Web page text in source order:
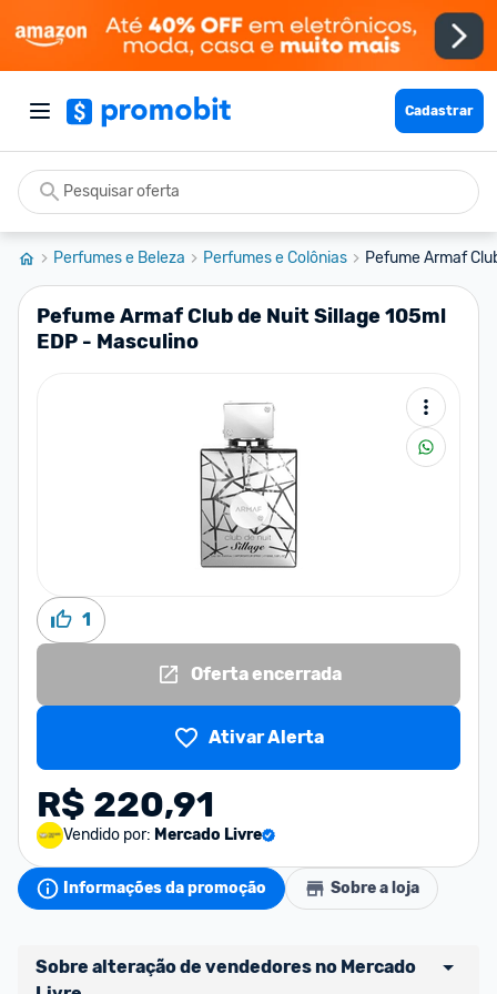
Cadastrar
Perfumes e Beleza Perfumes e Colônias Pefume Armaf
Pefume Armaf Club de Nuit Sillage 105ml
EDP - Masculino
1
Oferta encerrada
Ativar Alerta
R$ 220,91
Vendido por: Mercado Livre
Informações da promoção Sobre a loja
Sobre alteração de vendedores no Mercado